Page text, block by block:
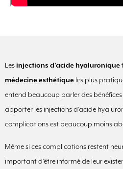
Les injections d’acide hyaluronique
médecine esthétique les plus
entend beaucoup parler des
apporter les injections d’acide
complications est beaucoup moins
Même si ces complications restent
important d’être informé de leur